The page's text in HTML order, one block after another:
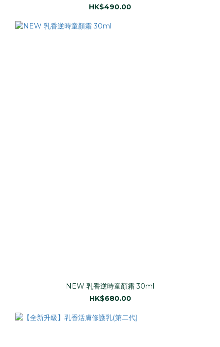
HK$490.00
NEW 乳香逆時童顏霜 30ml
HK$680.00